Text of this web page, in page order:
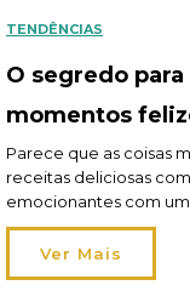
TENDÊNCIAS
O segredo
momentos
Parece que as coisas
receitas deliciosas
emocionantes com
para uma cozinha
a coleção Vintage
panelas de ferro
Ver Mais